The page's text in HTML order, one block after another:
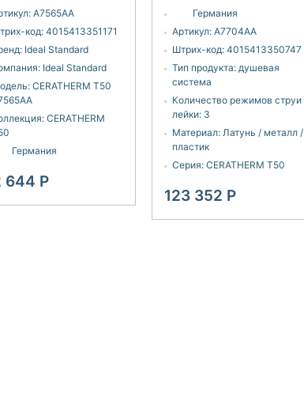
Ceratherm T50
A7565AA
код: 4015413351171
Ideal Standard
Ideal Standard
CERATHERM T50
CERATHERM
Германия
644 Р
Standard CERATHERM T50
A7704AA
Германия
Артикул: A7704AA
Штрих-код: 4015413350747
Тип продукта: душевая
система
Количество режимов струи
лейки: 3
Материал: Латунь / металл /
пластик
Серия: CERATHERM T50
123 352 Р